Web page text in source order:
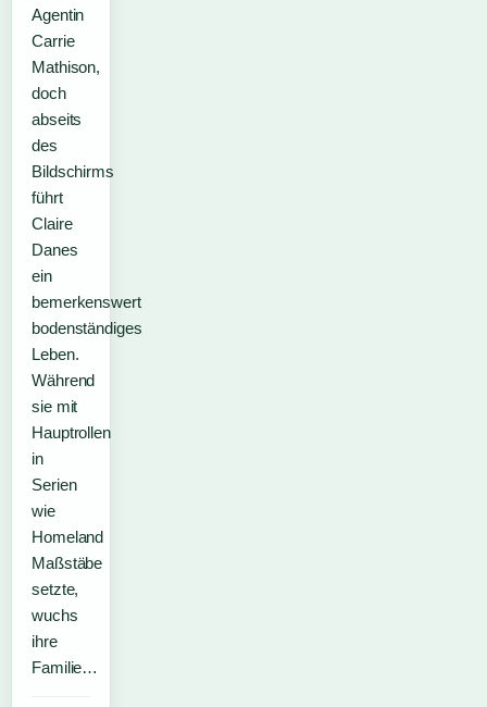
Agentin
Carrie
Mathison,
doch
abseits
des
Bildschirms
führt
Claire
Danes
ein
bemerkenswert
bodenständiges
Leben.
Während
sie mit
Hauptrollen
in
Serien
wie
Homeland
Maßstäbe
setzte,
wuchs
ihre
Familie…